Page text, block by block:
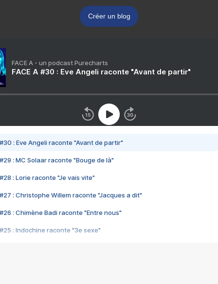
Créer un blog
FACE A - un podcast Purecharts
FACE A #30 : Eve Angeli raconte "Avant de partir"
#30 : Eve Angeli raconte "Avant de partir"
#29 : MC Solaar raconte "Bouge de là"
#28 : Lorie raconte "Je vais vite"
#27 : Christophe Willem raconte "Jacques a dit"
#26 : Chimène Badi raconte "Entre nous"
#25 : Indochine raconte "3e sexe"